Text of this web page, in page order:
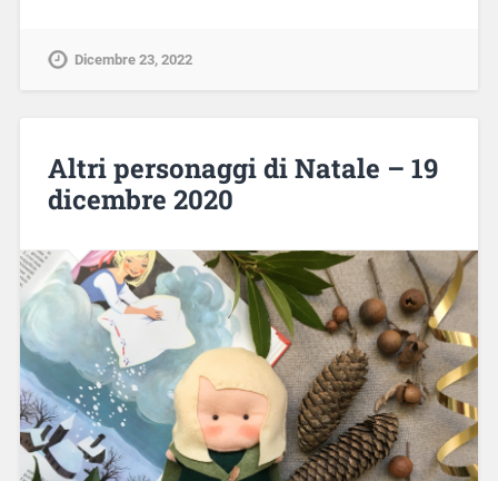
Dicembre 23, 2022
Altri personaggi di Natale – 19
dicembre 2020